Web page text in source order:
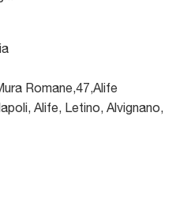
Romane,47,Alife
Alife, Letino, Alvignano,